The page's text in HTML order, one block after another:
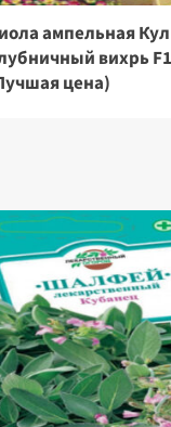
ампельная
вихрь
цена)